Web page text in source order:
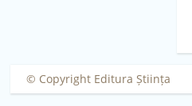
© Copyright Editura Știința